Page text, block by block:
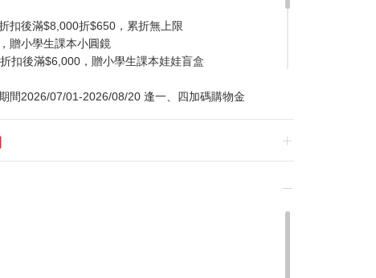
扣後滿$8,000折$650，累折無上限
贈小學生課本小圓鏡
扣後滿$6,000，贈小學生課本娃娃盲盒
間2026/07/01-2026/08/20 逢一、四加碼購物金